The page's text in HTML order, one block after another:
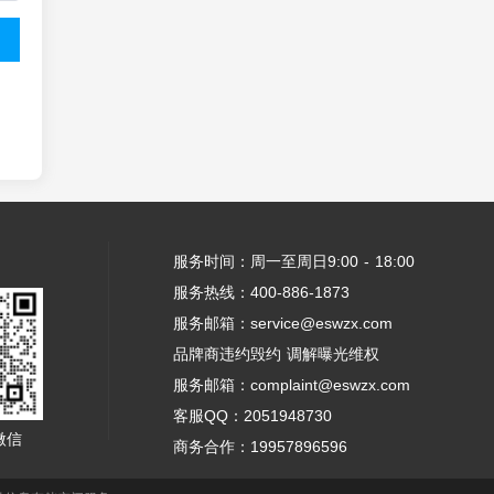
信
服务时间：周一至周日9:00 - 18:00
服务热线：400-886-1873
服务邮箱：service@eswzx.com
品牌商违约毁约 调解曝光维权
服务邮箱：complaint@eswzx.com
客服QQ：2051948730
商务合作：19957896596